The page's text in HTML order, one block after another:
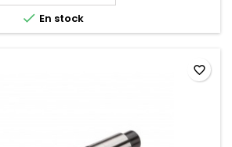
 En stock
favorite_border